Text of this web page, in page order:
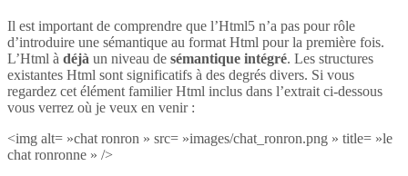
Il est important de comprendre que l’Html5 n’a pas pour rôle
d’introduire une sémantique au format Html pour la première fois.
L’Html à déjà un niveau de sémantique intégré. Les structures
existantes Html sont significatifs à des degrés divers. Si vous
regardez cet élément familier Html inclus dans l’extrait ci-dessous
vous verrez où je veux en venir :
<img alt= »chat ronron » src= »images/chat_ronron.png » title= »le
chat ronronne » />